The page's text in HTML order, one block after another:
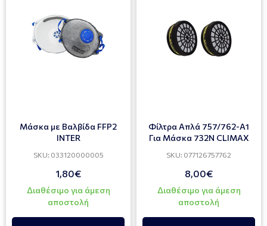
Μάσκα με Βαλβίδα FFP2
INTER
SKU: 033120000005
1,80€
Διαθέσιμο για άμεση
αποστολή
Φίλτρα Απλά 757/762-Α1
Για Μάσκα 732Ν CLIMAX
SKU: 077126757762
8,00€
Διαθέσιμο για άμεση
αποστολή